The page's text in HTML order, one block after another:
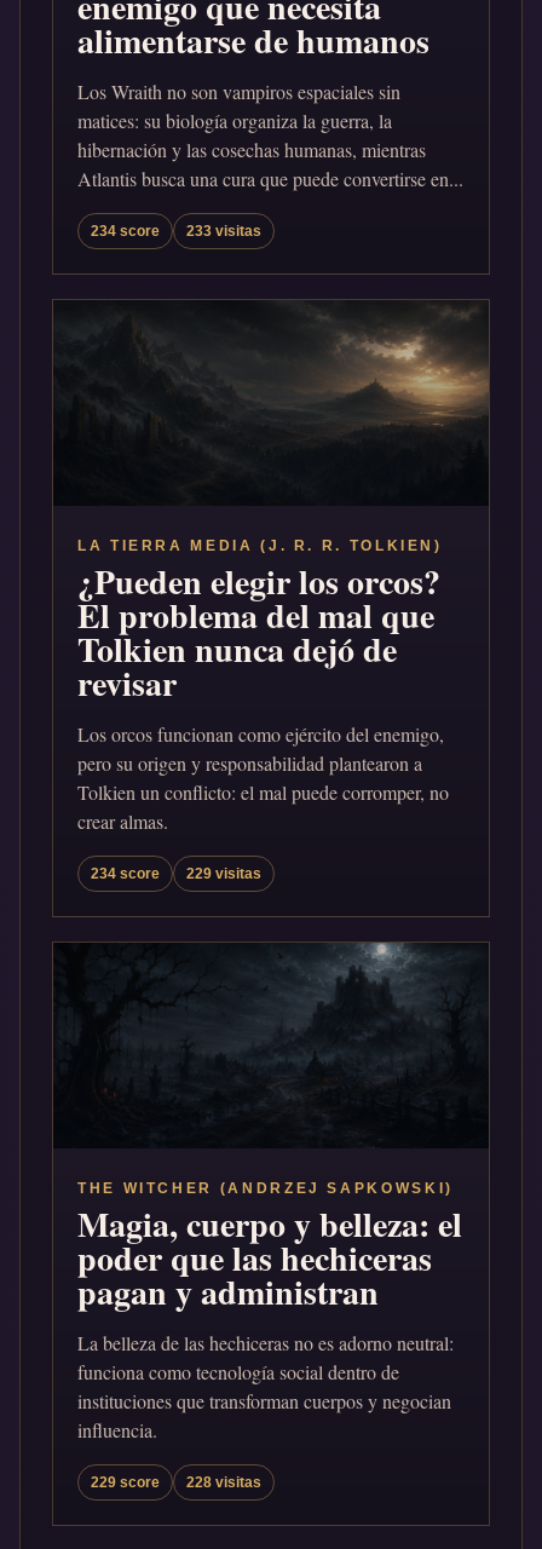
alimentarse de humanos
Los Wraith no son vampiros espaciales sin
matices: su biología organiza la guerra, la
hibernación y las cosechas humanas, mientras
Atlantis busca una cura que puede convertirse en...
234 score 233 visitas
LA TIERRA MEDIA (J. R. R. TOLKIEN)
¿Pueden elegir los orcos?
El problema del mal que
Tolkien nunca dejó de
revisar
Los orcos funcionan como ejército del enemigo,
pero su origen y responsabilidad plantearon a
Tolkien un conflicto: el mal puede corromper, no
crear almas.
234 score 229 visitas
THE WITCHER (ANDRZEJ SAPKOWSKI)
Magia, cuerpo y belleza: el
poder que las hechiceras
pagan y administran
La belleza de las hechiceras no es adorno neutral:
funciona como tecnología social dentro de
instituciones que transforman cuerpos y negocian
influencia.
229 score 228 visitas